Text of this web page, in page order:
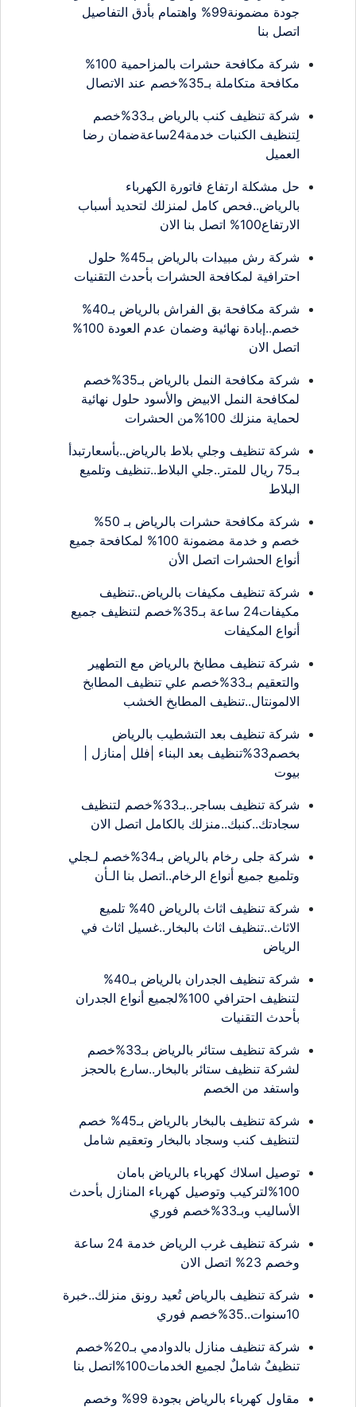
جودة مضمونة99% واهتمام بأدق التفاصيل
اتصل بنا
شركة مكافحة حشرات بالمزاحمية 100%
مكافحة متكاملة بـ35%خصم عند الاتصال
شركة تنظيف كنب بالرياض بـ33%خصم
لِتنظيف الكنبات خدمة24ساعةضمان رضا
العميل
حل مشكلة ارتفاع فاتورة الكهرباء
بالرياض..فحص كامل لمنزلك لتحديد أسباب
الارتفاع100% اتصل بنا الان
شركة رش مبيدات بالرياض بـ45% حلول
احترافية لمكافحة الحشرات بأحدث التقنيات
شركة مكافحة بق الفراش بالرياض بـ40%
خصم..إبادة نهائية وضمان عدم العودة 100%
اتصل الان
شركة مكافحة النمل بالرياض بـ35%خصم
لمكافحة النمل الابيض والأسود حلول نهائية
لحماية منزلك 100%من الحشرات
شركة تنظيف وجلي بلاط بالرياض..بأسعارتبدأ
بـ75 ريال للمتر..جلي البلاط..تنظيف وتلميع
البلاط
شركة مكافحة حشرات بالرياض بـ 50%
خصم و خدمة مضمونة 100% لمكافحة جميع
أنواع الحشرات اتصل الأن
شركة تنظيف مكيفات بالرياض..تنظيف
مكيفات24 ساعة بـ35%خصم لتنظيف جميع
أنواع المكيفات
شركة تنظيف مطابخ بالرياض مع التطهير
والتعقيم بـ33%خصم علي تنظيف المطابخ
الالمونتال..تنظيف المطابخ الخشب
شركة تنظيف بعد التشطيب بالرياض
بخصم33%تنظيف بعد البناء |فلل |منازل |
بيوت
شركة تنظيف بساجر..بـ33%خصم لتنظيف
سجادتك..كنبك..منزلك بالكامل اتصل الان
شركة جلى رخام بالرياض بـ34%خصم لـجلي
وتلميع جميع أنواع الرخام..اتصل بنا الـأن
شركة تنظيف اثاث بالرياض 40% تلميع
الاثاث..تنظيف اثاث بالبخار..غسيل اثاث في
الرياض
شركة تنظيف الجدران بالرياض بـ40%
لتنظيف احترافي 100%لجميع أنواع الجدران
بأحدث التقنيات
شركة تنظيف ستائر بالرياض بـ33%خصم
لشركة تنظيف ستائر بالبخار..سارع بالحجز
واستفد من الخصم
شركة تنظيف بالبخار بالرياض بـ45% خصم
لتنظيف كنب وسجاد بالبخار وتعقيم شامل
توصيل اسلاك كهرباء بالرياض بامان
100%لتركيب وتوصيل كهرباء المنازل بأحدث
الأساليب وبـ33%خصم فوري
شركة تنظيف غرب الرياض خدمة 24 ساعة
وخصم 23% اتصل الان
شركة تنظيف بالرياض تُعيد رونق منزلك..خبرة
10سنوات..35%خصم فوري
شركة تنظيف منازل بالدوادمي بـ20%خصم
تنظيفٌ شاملٌ لجميع الخدمات100%اتصل بنا
مقاول كهرباء بالرياض بجودة 99% وخصم